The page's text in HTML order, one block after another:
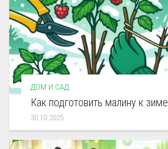
ДОМ И САД
Как подготовить малину к зиме
30.10.2025